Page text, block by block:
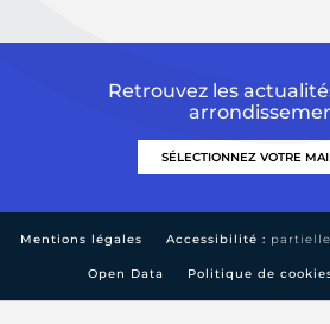
Retrouvez les
Mentions légales Accessibilité :
Open Data Politique de